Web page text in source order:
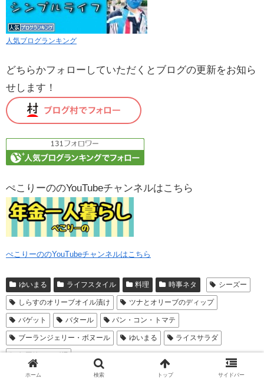
人気ブログランキング
どちらかフォローしていただくとブログの更新をお知ら
せします！
ぺこりーののYouTubeチャンネルはこちら
ぺこりーののYouTubeチャンネルはこちら
ゆいまる ライフスタイル 料理 時事ネタ シーズー
しらすのオリーブオイル漬け ツナとオリーブのディップ
バゲット バタール パン・コン・トマテ
ブーランジェリー・ボヌール ゆいまる ライスサラダ
無国籍サラダ麺
ホーム 検索 トップ サイドバー